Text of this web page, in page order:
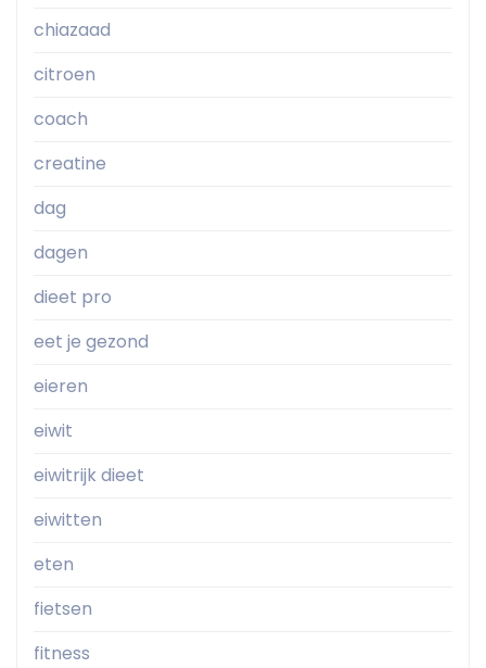
chiazaad
citroen
coach
creatine
dag
dagen
dieet pro
eet je gezond
eieren
eiwit
eiwitrijk dieet
eiwitten
eten
fietsen
fitness